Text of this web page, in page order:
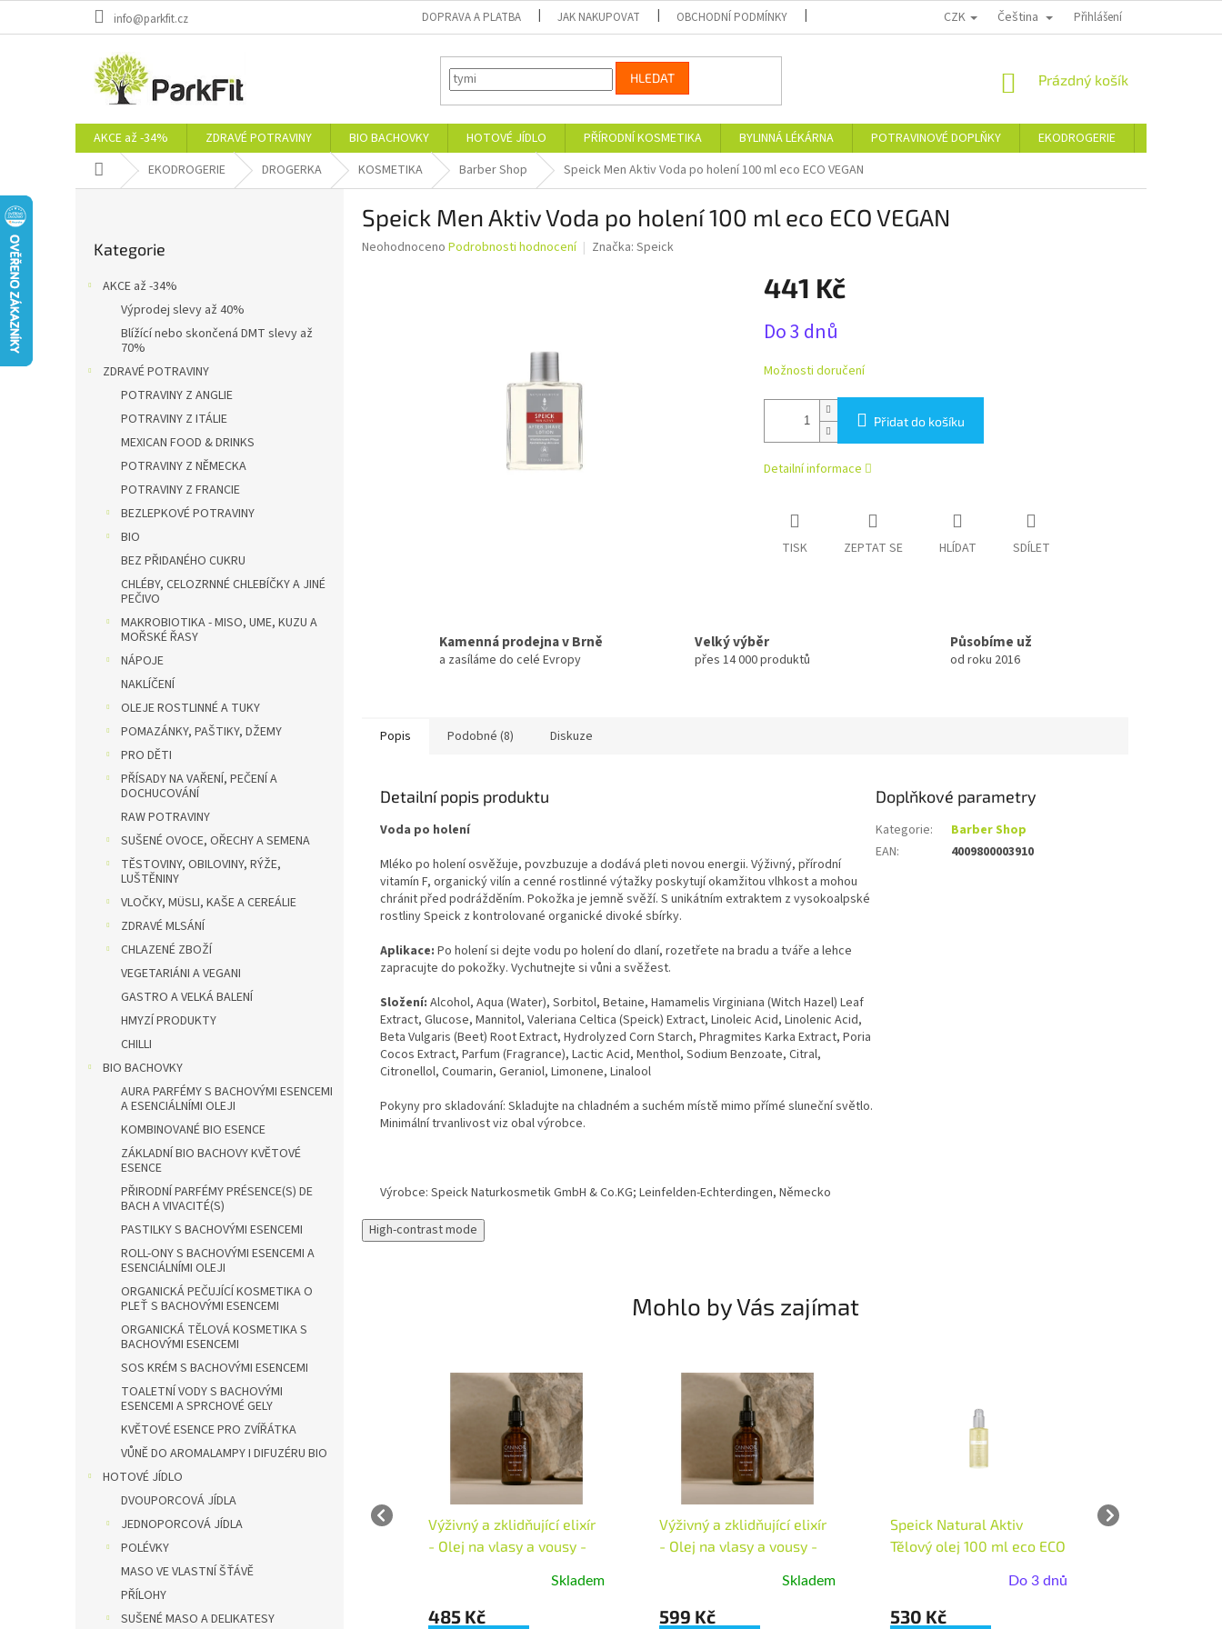
info@parkfit.cz DOPRAVA A PLATBA JAK NAKUPOVAT OBCHODNÍ PODMÍNKY PODMÍNKY OCHRANY OSOBNÍCH ÚDAJŮ MOJE OBJEDNÁVKA
CZK Čeština Přihlášení
HLEDAT
NÁKUPNÍ
Prázdný košík
AKCE až -34% ZDRAVÉ POTRAVINY BIO BACHOVKY HOTOVÉ JÍDLO PŘÍRODNÍ KOSMETIKA BYLINNÁ LÉKÁRNA POTRAVINOVÉ DOPLŇKY EKODROGERIE
Domů EKODROGERIE DROGERKA KOSMETIKA Barber Shop Speick Men Aktiv Voda po holení 100 ml eco ECO VEGAN
kategorie
Kategorie
AKCE až -34%
Výprodej slevy až 40%
Blížící nebo skončená DMT slevy až
70%
ZDRAVÉ POTRAVINY
POTRAVINY Z ANGLIE
POTRAVINY Z ITÁLIE
MEXICAN FOOD & DRINKS
POTRAVINY Z NĚMECKA
POTRAVINY Z FRANCIE
BEZLEPKOVÉ POTRAVINY
BIO
BEZ PŘIDANÉHO CUKRU
CHLÉBY, CELOZRNNÉ CHLEBÍČKY A JINÉ
PEČIVO
MAKROBIOTIKA - MISO, UME, KUZU A
MOŘSKÉ ŘASY
NÁPOJE
NAKLÍČENÍ
OLEJE ROSTLINNÉ A TUKY
POMAZÁNKY, PAŠTIKY, DŽEMY
PRO DĚTI
PŘÍSADY NA VAŘENÍ, PEČENÍ A
DOCHUCOVÁNÍ
RAW POTRAVINY
SUŠENÉ OVOCE, OŘECHY A SEMENA
TĚSTOVINY, OBILOVINY, RÝŽE,
LUŠTĚNINY
VLOČKY, MÜSLI, KAŠE A CEREÁLIE
ZDRAVÉ MLSÁNÍ
CHLAZENÉ ZBOŽÍ
VEGETARIÁNI A VEGANI
GASTRO A VELKÁ BALENÍ
HMYZÍ PRODUKTY
CHILLI
BIO BACHOVKY
AURA PARFÉMY S BACHOVÝMI ESENCEMI
A ESENCIÁLNÍMI OLEJI
KOMBINOVANÉ BIO ESENCE
ZÁKLADNÍ BIO BACHOVY KVĚTOVÉ
ESENCE
PŘIRODNÍ PARFÉMY PRÉSENCE(S) DE
BACH A VIVACITÉ(S)
PASTILKY S BACHOVÝMI ESENCEMI
ROLL-ONY S BACHOVÝMI ESENCEMI A
ESENCIÁLNÍMI OLEJI
ORGANICKÁ PEČUJÍCÍ KOSMETIKA O
PLEŤ S BACHOVÝMI ESENCEMI
ORGANICKÁ TĚLOVÁ KOSMETIKA S
BACHOVÝMI ESENCEMI
SOS KRÉM S BACHOVÝMI ESENCEMI
TOALETNÍ VODY S BACHOVÝMI
ESENCEMI A SPRCHOVÉ GELY
KVĚTOVÉ ESENCE PRO ZVÍŘÁTKA
VŮNĚ DO AROMALAMPY I DIFUZÉRU BIO
HOTOVÉ JÍDLO
DVOUPORCOVÁ JÍDLA
JEDNOPORCOVÁ JÍDLA
POLÉVKY
MASO VE VLASTNÍ ŠŤÁVĚ
PŘÍLOHY
SUŠENÉ MASO A DELIKATESY
Speick Men Aktiv Voda po holení 100 ml eco ECO VEGAN
Průměrné
Neohodnoceno Podrobnosti hodnocení Značka: Speick
441 Kč
cena:
Do 3 dnů
Možnosti doručení
Přidat do košíku
Detailní informace
TISK ZEPTAT SE HLÍDAT SDÍLET
Kamenná prodejna v Brně
a zasíláme do celé Evropy
Velký výběr
přes 14 000 produktů
Působíme už
od roku 2016
Popis Podobné (8) Diskuze
Detailní popis produktu
Voda po holení
Mléko po holení osvěžuje, povzbuzuje a dodává pleti novou energii. Výživný, přírodní
vitamín F, organický vilín a cenné rostlinné výtažky poskytují okamžitou vlhkost a mohou
chránit před podrážděním. Pokožka je jemně svěží. S unikátním extraktem z vysokoalpské
rostliny Speick z kontrolované organické divoké sbírky.
Aplikace: Po holení si dejte vodu po holení do dlaní, rozetřete na bradu a tváře a lehce
zapracujte do pokožky. Vychutnejte si vůni a svěžest.
Složení: Alcohol, Aqua (Water), Sorbitol, Betaine, Hamamelis Virginiana (Witch Hazel) Leaf
Extract, Glucose, Mannitol, Valeriana Celtica (Speick) Extract, Linoleic Acid, Linolenic Acid,
Beta Vulgaris (Beet) Root Extract, Hydrolyzed Corn Starch, Phragmites Karka Extract, Poria
Cocos Extract, Parfum (Fragrance), Lactic Acid, Menthol, Sodium Benzoate, Citral,
Citronellol, Coumarin, Geraniol, Limonene, Linalool
Pokyny pro skladování: Skladujte na chladném a suchém místě mimo přímé sluneční světlo.
Minimální trvanlivost viz obal výrobce.
Výrobce: Speick Naturkosmetik GmbH & Co.KG; Leinfelden-Echterdingen, Německo
Doplňkové parametry
Kategorie:
Barber Shop
EAN: 4009800003910
High-contrast mode
Mohlo by Vás zajímat
Men Aktiv Pleťová
Speick Men Aktiv
ECO VEGAN
406 Kč
Výživný a zklidňující elixír
- Olej na vlasy a vousy -
Skladem
485 Kč
Výživný a zklidňující elixír
- Olej na vlasy a vousy -
Skladem
599 Kč
Speick Natural Aktiv
Tělový olej 100 ml eco ECO
Do 3 dnů
530 Kč
Speick Pure